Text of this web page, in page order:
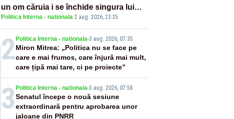
un om căruia i se închide singura lui
portiță?”
Politica Interna - nationala·2 aug. 2026, 23:25
2Politica Interna - nationala-3 aug. 2026, 07:35
Miron Mitrea: „Politica nu se face pe
care e mai frumos, care înjură mai mult,
care țipă mai tare, ci pe proiecte”
3 Politica Interna - nationala-3 aug. 2026, 07:58
Senatul începe o nouă sesiune
extraordinară pentru aprobarea unor
jaloane din PNRR